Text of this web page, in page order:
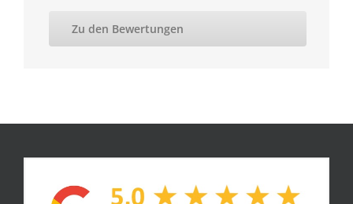
Zu den Bewertungen